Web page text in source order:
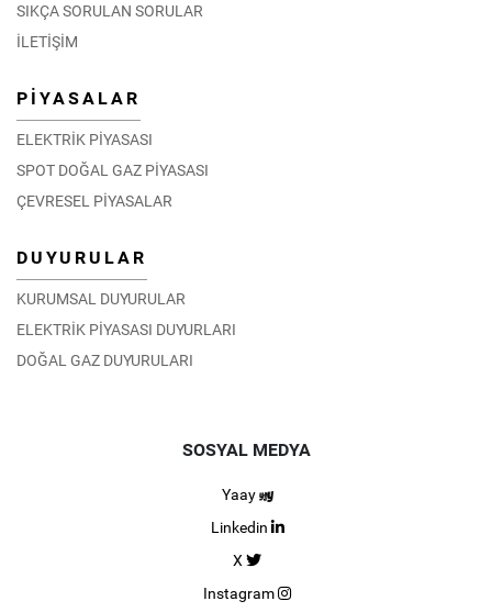
SIKÇA SORULAN SORULAR
İLETİŞİM
PİYASALAR
ELEKTRİK PİYASASI
SPOT DOĞAL GAZ PİYASASI
ÇEVRESEL PİYASALAR
DUYURULAR
KURUMSAL DUYURULAR
ELEKTRİK PİYASASI DUYURLARI
DOĞAL GAZ DUYURULARI
SOSYAL MEDYA
Yaay
Linkedin
X
Instagram